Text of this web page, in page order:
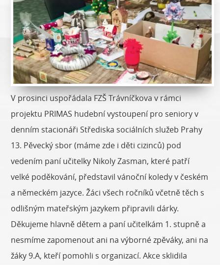
V prosinci uspořádala FZŠ Trávníčkova v rámci
projektu PRIMAS hudební vystoupení pro seniory v
denním stacionáři Střediska sociálních služeb Prahy
13. Pěvecký sbor (máme zde i děti cizinců) pod
vedením paní učitelky Nikoly Zasman, které patří
velké poděkování, představil vánoční koledy v českém
a německém jazyce. Žáci všech ročníků včetně těch s
odlišným mateřským jazykem připravili dárky.
Děkujeme hlavně dětem a paní učitelkám 1. stupně a
nesmíme zapomenout ani na výborné zpěváky, ani na
žáky 9.A, kteří pomohli s organizací. Akce sklidila